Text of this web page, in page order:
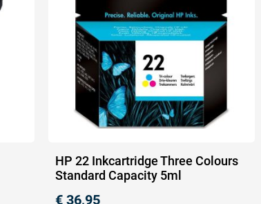
HP 22 Inkcartridge Three Colours
Standard Capacity 5ml
€ 36,95